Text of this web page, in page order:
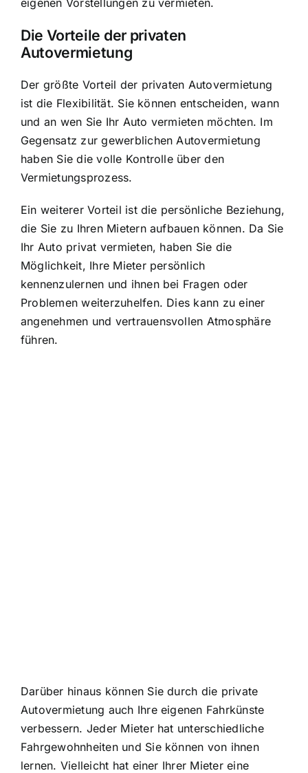
Die Vorteile der privaten
Autovermietung
Der größte Vorteil der privaten Autovermietung
ist die Flexibilität. Sie können entscheiden, wann
und an wen Sie Ihr Auto vermieten möchten. Im
Gegensatz zur gewerblichen Autovermietung
haben Sie die volle Kontrolle über den
Vermietungsprozess.
Ein weiterer Vorteil ist die persönliche Beziehung,
die Sie zu Ihren Mietern aufbauen können. Da Sie
Ihr Auto privat vermieten, haben Sie die
Möglichkeit, Ihre Mieter persönlich
kennenzulernen und ihnen bei Fragen oder
Problemen weiterzuhelfen. Dies kann zu einer
angenehmen und vertrauensvollen Atmosphäre
führen.
Darüber hinaus können Sie durch die private
Autovermietung auch Ihre eigenen Fahrkünste
verbessern. Jeder Mieter hat unterschiedliche
Fahrgewohnheiten und Sie können von ihnen
lernen. Vielleicht hat einer Ihrer Mieter eine